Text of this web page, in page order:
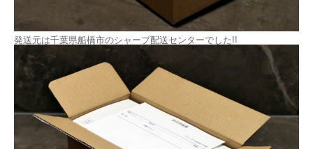
発送元は千葉県船橋市のシャープ配送センターでした!!